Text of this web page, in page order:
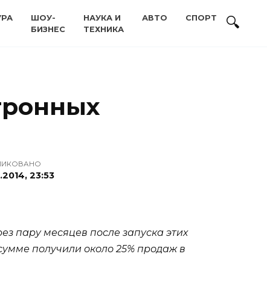
ШОУ-
БИЗНЕС
НАУКА И
ТЕХНИКА
АВТО СПОРТ
23:53
пару месяцев после запуска этих
получили около 25% продаж в